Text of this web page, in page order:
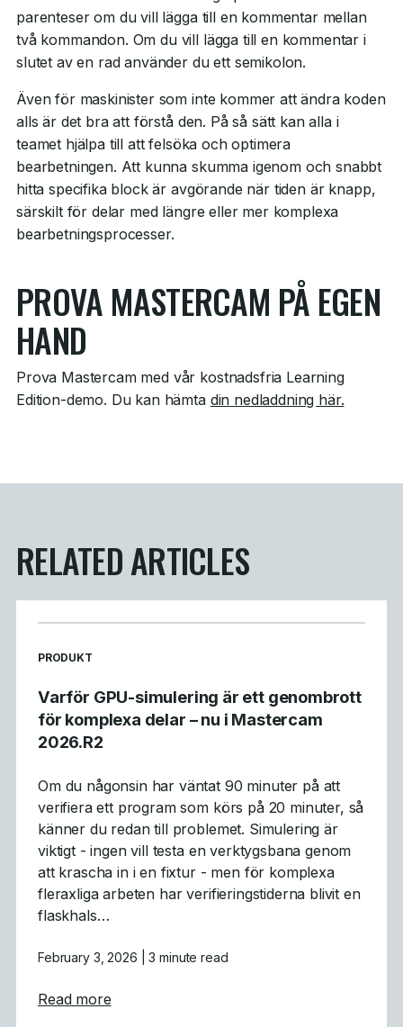
parenteser om du vill lägga till en kommentar mellan
två kommandon. Om du vill lägga till en kommentar i
slutet av en rad använder du ett semikolon.
Även för maskinister som inte kommer att ändra koden
alls är det bra att förstå den. På så sätt kan alla i
teamet hjälpa till att felsöka och optimera
bearbetningen. Att kunna skumma igenom och snabbt
hitta specifika block är avgörande när tiden är knapp,
särskilt för delar med längre eller mer komplexa
bearbetningsprocesser.
PROVA MASTERCAM PÅ EGEN
HAND
Prova Mastercam med vår kostnadsfria Learning
Edition-demo. Du kan hämta din nedladdning här.
RELATED ARTICLES
READ MORE ARTICLES ABOUT
PRODUKT
Varför GPU-simulering är ett genombrott
för komplexa delar – nu i Mastercam
2026.R2
Om du någonsin har väntat 90 minuter på att
verifiera ett program som körs på 20 minuter, så
känner du redan till problemet. Simulering är
viktigt - ingen vill testa en verktygsbana genom
att krascha in i en fixtur - men för komplexa
fleraxliga arbeten har verifieringstiderna blivit en
flaskhals…
February 3, 2026 | 3 minute read
Read moreabout Varför GPU-simulering är ett